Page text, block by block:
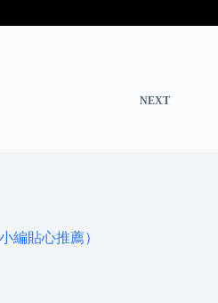
NEXT
編貼心推薦）